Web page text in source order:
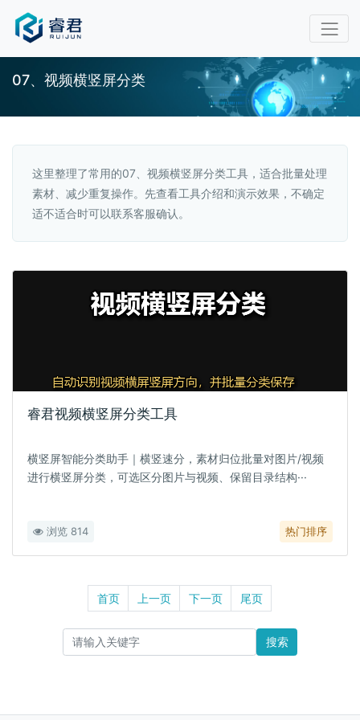
07、视频横竖屏分类
这里整理了常用的07、视频横竖屏分类工具，适合批量处理
素材、减少重复操作。先查看工具介绍和演示效果，不确定
适不适合时可以联系客服确认。
睿君视频横竖屏分类工具
横竖屏智能分类助手｜横竖速分，素材归位批量对图片/视频
进行横竖屏分类，可选区分图片与视频、保留目录结构···
浏览 814 热门排序
首页 上一页 下一页 尾页
搜索